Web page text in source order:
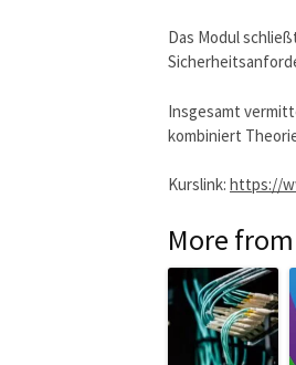
Das Modul
Insgesamt
kombiniert
Kurslink: https://
More